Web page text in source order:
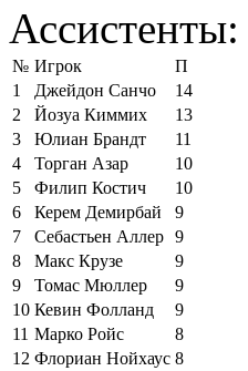
Ассистенты:
№ Игрок
П
1
Джейдон Санчо
14
2
Йозуа Киммих
13
3
Юлиан Брандт
11
4
Торган Азар
10
5
Филип Костич
10
6
Керем Демирбай
9
7
Себастьен Аллер 9
8
Макс Крузе
9
9
Томас Мюллер
9
10 Кевин Фолланд
9
11 Марко Ройс
8
12 Флориан Нойхаус 8